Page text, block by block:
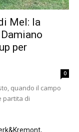
Mel: la
per
0
quando il campo
partita di